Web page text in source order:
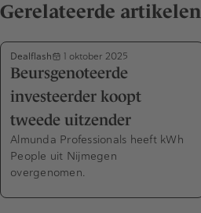
Gerelateerde artikelen
Dealflash 1 oktober 2025
Beursgenoteerde
investeerder koopt
tweede uitzender
Almunda Professionals heeft kWh
People uit Nijmegen
overgenomen.